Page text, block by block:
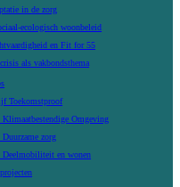
in de zorg
ecologisch woonbeleid
en Fit for 55
als vakbondsthema
Toekomstproof
Klimaatbestendige Omgeving
Duurzame zorg
Deelmobiliteit en wonen